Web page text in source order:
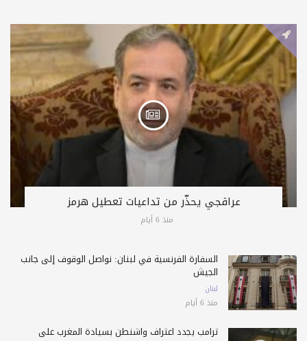
عراقجي يحذّر من تداعيات تعطيل هرمز
منذ 6 أيام
السفارة الفرنسية في لبنان: نواصل الوقوف إلى جانب
الجيش
لبنان
منذ 6 أيام
ترامب يجدد اعتراف واشنطن بسيادة المغرب على